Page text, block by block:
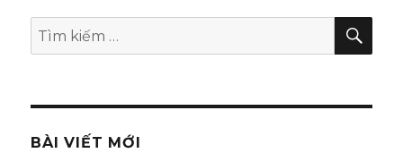
Tìm
kiếm:
TÌM
BÀI VIẾT MỚI